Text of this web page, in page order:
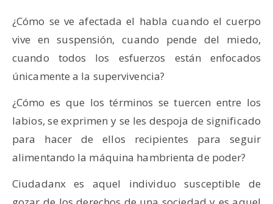
¿Cómo se ve afectada el habla cuando el cuerpo
vive en suspensión, cuando pende del miedo,
cuando todos los esfuerzos están enfocados
únicamente a la supervivencia?
¿Cómo es que los términos se tuercen entre los
labios, se exprimen y se les despoja de significado
para hacer de ellos recipientes para seguir
alimentando la máquina hambrienta de poder?
Ciudadanx es aquel individuo susceptible de